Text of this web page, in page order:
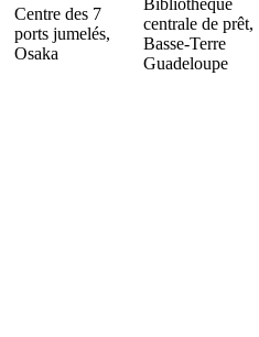
Centre des 7
ports jumelés,
Osaka
Bibliothèque
centrale de prêt,
Basse-Terre
Guadeloupe